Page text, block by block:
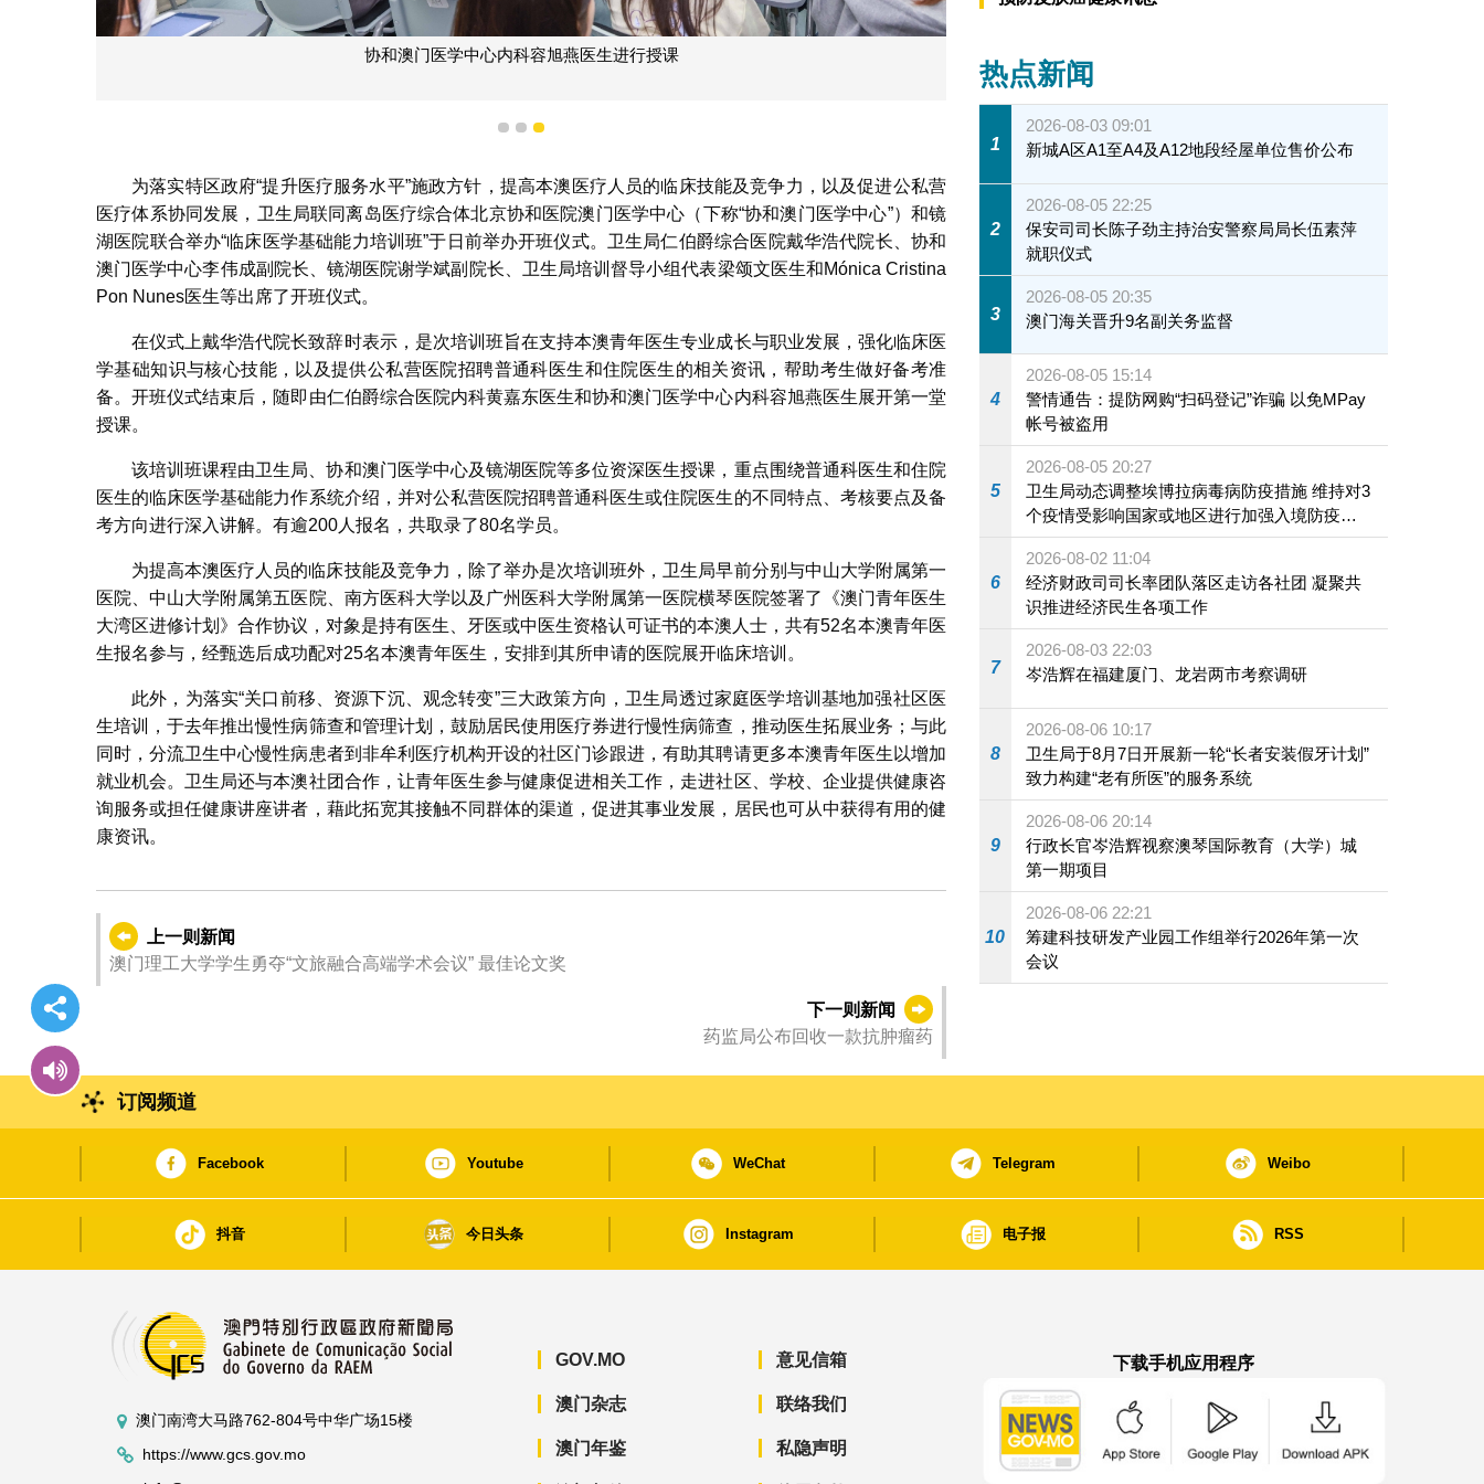
协和澳门医学中心内科容旭燕医生进行授课
1 2 3
为落实特区政府“提升医疗服务水平”施政方针，提高本澳医疗人员的临床技能及竞争力，以及促进公私营
医疗体系协同发展，卫生局联同离岛医疗综合体北京协和医院澳门医学中心（下称“协和澳门医学中心”）和镜
湖医院联合举办“临床医学基础能力培训班”于日前举办开班仪式。卫生局仁伯爵综合医院戴华浩代院长、协和
澳门医学中心李伟成副院长、镜湖医院谢学斌副院长、卫生局培训督导小组代表梁颂文医生和Mónica Cristina
Pon Nunes医生等出席了开班仪式。
在仪式上戴华浩代院长致辞时表示，是次培训班旨在支持本澳青年医生专业成长与职业发展，强化临床医
学基础知识与核心技能，以及提供公私营医院招聘普通科医生和住院医生的相关资讯，帮助考生做好备考准
备。开班仪式结束后，随即由仁伯爵综合医院内科黄嘉东医生和协和澳门医学中心内科容旭燕医生展开第一堂
授课。
该培训班课程由卫生局、协和澳门医学中心及镜湖医院等多位资深医生授课，重点围绕普通科医生和住院
医生的临床医学基础能力作系统介绍，并对公私营医院招聘普通科医生或住院医生的不同特点、考核要点及备
考方向进行深入讲解。有逾200人报名，共取录了80名学员。
为提高本澳医疗人员的临床技能及竞争力，除了举办是次培训班外，卫生局早前分别与中山大学附属第一
医院、中山大学附属第五医院、南方医科大学以及广州医科大学附属第一医院横琴医院签署了《澳门青年医生
大湾区进修计划》合作协议，对象是持有医生、牙医或中医生资格认可证书的本澳人士，共有52名本澳青年医
生报名参与，经甄选后成功配对25名本澳青年医生，安排到其所申请的医院展开临床培训。
此外，为落实“关口前移、资源下沉、观念转变”三大政策方向，卫生局透过家庭医学培训基地加强社区医
生培训，于去年推出慢性病筛查和管理计划，鼓励居民使用医疗券进行慢性病筛查，推动医生拓展业务；与此
同时，分流卫生中心慢性病患者到非牟利医疗机构开设的社区门诊跟进，有助其聘请更多本澳青年医生以增加
就业机会。卫生局还与本澳社团合作，让青年医生参与健康促进相关工作，走进社区、学校、企业提供健康咨
询服务或担任健康讲座讲者，藉此拓宽其接触不同群体的渠道，促进其事业发展，居民也可从中获得有用的健
康资讯。
上一则新闻
澳门理工大学学生勇夺“文旅融合高端学术会议” 最佳论文奖
下一则新闻
药监局公布回收一款抗肿瘤药
热点新闻
1
2026-08-03 09:01
新城A区A1至A4及A12地段经屋单位售价公布
2
2026-08-05 22:25
保安司司长陈子劲主持治安警察局局长伍素萍
就职仪式
3
2026-08-05 20:35
澳门海关晋升9名副关务监督
4
2026-08-05 15:14
警情通告：提防网购“扫码登记”诈骗 以免MPay
帐号被盗用
5
2026-08-05 20:27
卫生局动态调整埃博拉病毒病防疫措施 维持对3
个疫情受影响国家或地区进行加强入境防疫措
施
6
2026-08-02 11:04
经济财政司司长率团队落区走访各社团 凝聚共
识推进经济民生各项工作
7
2026-08-03 22:03
岑浩辉在福建厦门、龙岩两市考察调研
8
2026-08-06 10:17
卫生局于8月7日开展新一轮“长者安装假牙计划”
致力构建“老有所医”的服务系统
9
2026-08-06 20:14
行政长官岑浩辉视察澳琴国际教育（大学）城
第一期项目
10
2026-08-06 22:21
筹建科技研发产业园工作组举行2026年第一次
会议
订阅频道
Facebook Youtube WeChat Telegram Weibo
抖音 今日头条 Instagram 电子报 RSS
澳门南湾大马路762-804号中华广场15楼
https://www.gcs.gov.mo
GOV.MO
澳门杂志
澳门年鉴
意见信箱
联络我们
私隐声明
下载手机应用程序